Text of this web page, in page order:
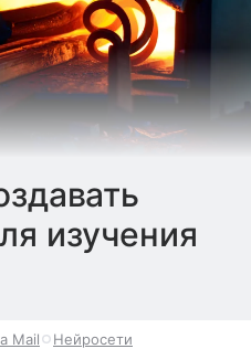
изучения
Mail Нейросети